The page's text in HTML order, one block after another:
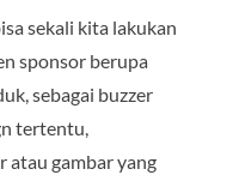
sekali kita lakukan
sponsor berupa
sebagai buzzer
tertentu,
atau gambar yang